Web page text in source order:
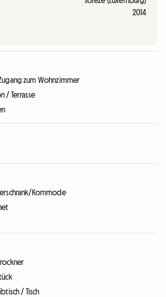
2014
zum Wohnzimmer
/ Terrasse
Kommode
/ Tisch